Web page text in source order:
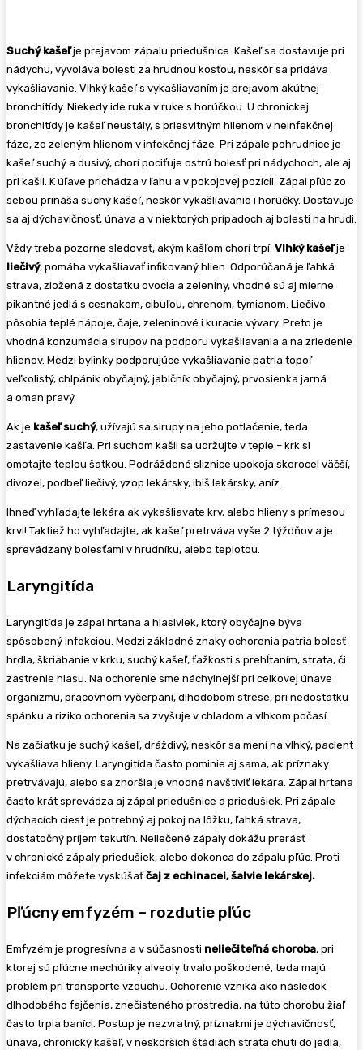
Suchý kašeľje prejavom zápalu priedušnice. Kašeľ sa dostavuje pri
nádychu, vyvoláva bolesti za hrudnou kosťou, neskôr sa pridáva
vykašliavanie. Vlhký kašeľ s vykašliavaním je prejavom akútnej
bronchitídy. Niekedy ide ruka v ruke s horúčkou. U chronickej
bronchitídy je kašeľ neustály, s priesvitným hlienom v neinfekčnej
fáze, zo zeleným hlienom v infekčnej fáze. Pri zápale pohrudnice je
kašeľ suchý a dusivý, chorí pociťuje ostrú bolesť pri nádychoch, ale aj
pri kašli. K úľave prichádza v ľahu a v pokojovej pozícii. Zápal pľúc zo
sebou prináša suchý kašeľ, neskôr vykašliavanie i horúčky. Dostavuje
sa aj dýchavičnosť, únava a v niektorých prípadoch aj bolesti na hrudi.
Vždy treba pozorne sledovať, akým kašľom chorí trpí. Vlhký kašeľje
liečivý, pomáha vykašliavať infikovaný hlien. Odporúčaná je ľahká
strava, zložená z dostatku ovocia a zeleniny, vhodné sú aj mierne
pikantné jedlá s cesnakom, cibuľou, chrenom, tymianom. Liečivo
pôsobia teplé nápoje, čaje, zeleninové i kuracie vývary. Preto je
vhodná konzumácia sirupov na podporu vykašliavania a na zriedenie
hlienov. Medzi bylinky podporujúce vykašliavanie patria topoľ
veľkolistý, chlpánik obyčajný, jablčník obyčajný, prvosienka jarná
a oman pravý.
Ak je kašeľ suchý, užívajú sa sirupy na jeho potlačenie, teda
zastavenie kašľa. Pri suchom kašli sa udržujte v teple – krk si
omotajte teplou šatkou. Podráždené sliznice upokoja skorocel väčší,
divozel, podbeľ liečivý, yzop lekársky, ibiš lekársky, aníz.
Ihneď vyhľadajte lekára ak vykašliavate krv, alebo hlieny s prímesou
krvi! Taktiež ho vyhľadajte, ak kašeľ pretrváva vyše 2 týždňov a je
sprevádzaný bolesťami v hrudníku, alebo teplotou.
Laryngitída
Laryngitída je zápal hrtana a hlasiviek, ktorý obyčajne býva
spôsobený infekciou. Medzi základné znaky ochorenia patria bolesť
hrdla, škriabanie v krku, suchý kašeľ, ťažkosti s prehĺtaním, strata, či
zastrenie hlasu. Na ochorenie sme náchylnejší pri celkovej únave
organizmu, pracovnom vyčerpaní, dlhodobom strese, pri nedostatku
spánku a riziko ochorenia sa zvyšuje v chladom a vlhkom počasí.
Na začiatku je suchý kašeľ, dráždivý, neskôr sa mení na vlhký, pacient
vykašliava hlieny. Laryngitída často pominie aj sama, ak príznaky
pretrvávajú, alebo sa zhoršia je vhodné navštíviť lekára. Zápal hrtana
často krát sprevádza aj zápal priedušnice a priedušiek. Pri zápale
dýchacích ciest je potrebný aj pokoj na lôžku, ľahká strava,
dostatočný príjem tekutín. Neliečené zápaly dokážu prerásť
v chronické zápaly priedušiek, alebo dokonca do zápalu pľúc. Proti
infekciám môžete vyskúšaťčaj z echinacei, šalvie lekárskej.
Pľúcny emfyzém – rozdutie pľúc
Emfyzém je progresívna a v súčasnosti neliečiteľná choroba, pri
ktorej sú pľúcne mechúriky alveoly trvalo poškodené, teda majú
problém pri transporte vzduchu. Ochorenie vzniká ako následok
dlhodobého fajčenia, znečisteného prostredia, na túto chorobu žiaľ
často trpia baníci. Postup je nezvratný, príznakmi je dýchavičnosť,
únava, chronický kašeľ, v neskorších štádiách strata chuti do jedla,